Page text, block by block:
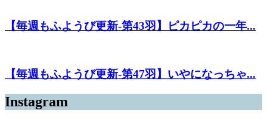
【毎週もふようび更新-第43羽】ピカピカの一年...
【毎週もふようび更新-第47羽】いやになっちゃ...
Instagram